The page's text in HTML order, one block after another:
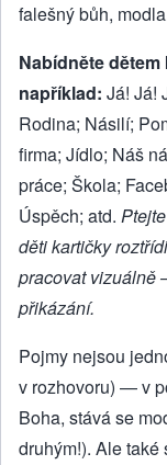
falešný bůh,
Nabídněte
například: Já! Já!
Rodina; Násilí;
firma; Jídlo; Náš
práce; Škola;
Úspěch; atd.
děti kartičky
pracovat vizuálně
přikázání.
Pojmy nejsou
v rozhovoru) — v
Boha, stává se
druhým!). Ale